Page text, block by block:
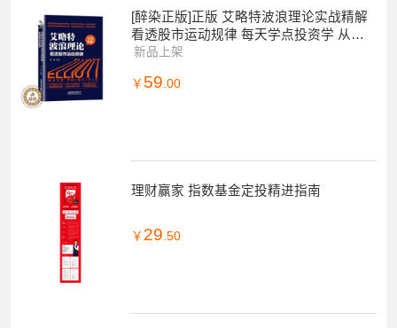
[醉染正版]正版 艾略特波浪理论实战精解
看透股市运动规律 每天学点投资学 从零
开始读懂经济投资理财炒股金融成功教育
新品上架
￥ 59.00
理财赢家 指数基金定投精进指南
￥ 29 .50